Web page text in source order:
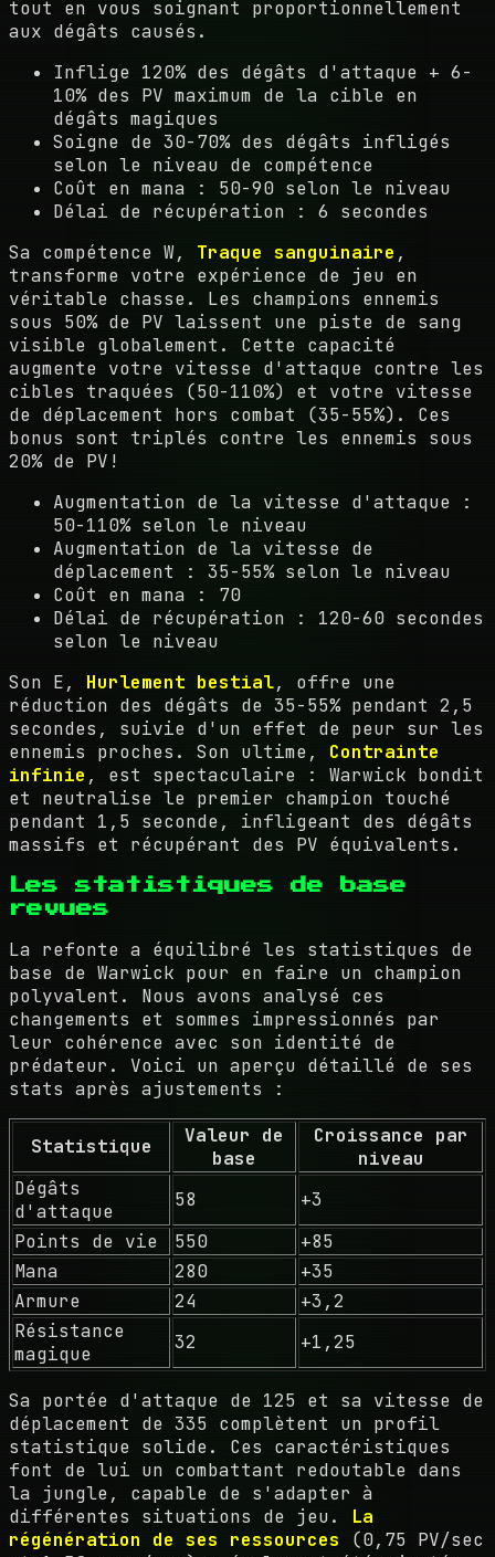
tout en vous soignant proportionnellement
aux dégâts causés.
Inflige 120% des dégâts d'attaque + 6-
10% des PV maximum de la cible en
dégâts magiques
Soigne de 30-70% des dégâts infligés
selon le niveau de compétence
Coût en mana : 50-90 selon le niveau
Délai de récupération : 6 secondes
Sa compétence W, Traque sanguinaire ,
transforme votre expérience de jeu en
véritable chasse. Les champions ennemis
sous 50% de PV laissent une piste de sang
visible globalement. Cette capacité
augmente votre vitesse d'attaque contre les
cibles traquées (50-110%) et votre vitesse
de déplacement hors combat (35-55%). Ces
bonus sont triplés contre les ennemis sous
20% de PV!
Augmentation de la vitesse d'attaque :
50-110% selon le niveau
Augmentation de la vitesse de
déplacement : 35-55% selon le niveau
Coût en mana : 70
Délai de récupération : 120-60 secondes
selon le niveau
Son E, Hurlement bestial, offre une
réduction des dégâts de 35-55% pendant 2,5
secondes, suivie d'un effet de peur sur les
ennemis proches. Son ultime, Contrainte
infinie , est spectaculaire : Warwick bondit
et neutralise le premier champion touché
pendant 1,5 seconde, infligeant des dégâts
massifs et récupérant des PV équivalents.
Les statistiques de base
revues
La refonte a équilibré les statistiques de
base de Warwick pour en faire un champion
polyvalent. Nous avons analysé ces
changements et sommes impressionnés par
leur cohérence avec son identité de
prédateur. Voici un aperçu détaillé de ses
stats après ajustements :
Statistique
Valeur de
base
Croissance par
niveau
Dégâts
d'attaque
58
+3
Points de vie
550
+85
Mana
280
+35
Armure
24
+3,2
Résistance
magique
32 +1,25
Sa portée d'attaque de 125 et sa vitesse de
déplacement de 335 complètent un profil
statistique solide. Ces caractéristiques
font de lui un combattant redoutable dans
la jungle, capable de s'adapter à
différentes situations de jeu. La
régénération de ses ressources (0,75 PV/sec